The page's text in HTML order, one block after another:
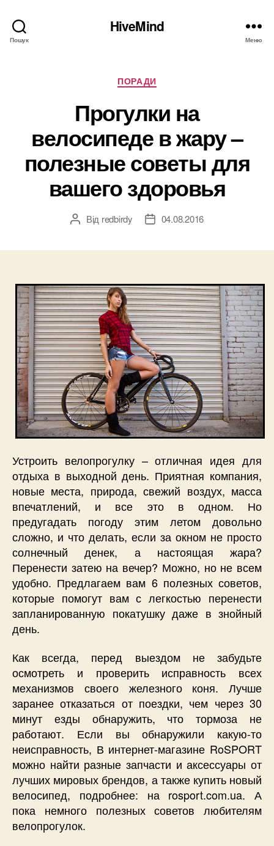
Пошук
HiveMind
Меню
Категорії
ПОРАДИ
Прогулки на
велосипеде в жару –
полезные советы для
вашего здоровья
Автор
Від redbirdy
Дата04.08.2016
Устроить велопрогулку – отличная идея для
отдыха в выходной день. Приятная компания,
новые места, природа, свежий воздух, масса
впечатлений, и все это в одном. Но
предугадать погоду этим летом довольно
сложно, и что делать, если за окном не просто
солнечный денек, а настоящая жара?
Перенести затею на вечер? Можно, но не всем
удобно. Предлагаем вам 6 полезных советов,
которые помогут вам с легкостью перенести
запланированную покатушку даже в знойный
день.
Как всегда, перед выездом не забудьте
осмотреть и проверить исправность всех
механизмов своего железного коня. Лучше
заранее отказаться от поездки, чем через 30
минут езды обнаружить, что тормоза не
работают. Если вы обнаружили какую-то
неисправность, В интернет-магазине RoSPORT
можно найти разные запчасти и аксессуары от
лучших мировых брендов, а также купить новый
велосипед, подробнее: на rosport.com.ua. А
пока немного полезных советов любителям
велопрогулок.